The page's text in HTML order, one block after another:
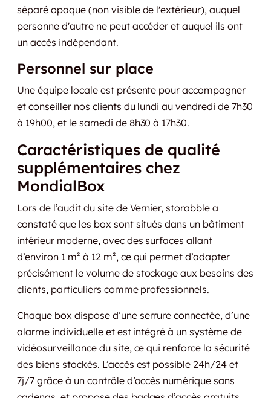
séparé opaque (non visible de l'extérieur), auquel
personne d'autre ne peut accéder et auquel ils ont
un accès indépendant.
Personnel sur place
Une équipe locale est présente pour accompagner
et conseiller nos clients du lundi au vendredi de 7h30
à 19h00, et le samedi de 8h30 à 17h30.
Caractéristiques de qualité
supplémentaires chez
MondialBox
Lors de l’audit du site de Vernier, storabble a
constaté que les box sont situés dans un bâtiment
intérieur moderne, avec des surfaces allant
d’environ 1 m² à 12 m², ce qui permet d’adapter
précisément le volume de stockage aux besoins des
clients, particuliers comme professionnels.
Chaque box dispose d’une serrure connectée, d’une
alarme individuelle et est intégré à un système de
vidéosurveillance du site, ce qui renforce la sécurité
des biens stockés. L’accès est possible 24h/24 et
7j/7 grâce à un contrôle d’accès numérique sans